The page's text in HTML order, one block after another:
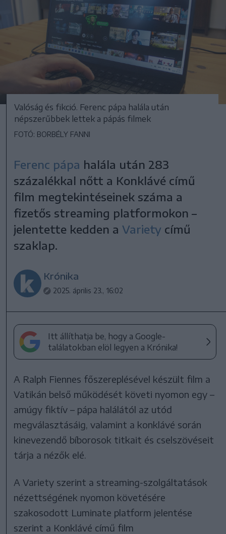
Valóság és fikció. Ferenc pápa halála után
népszerűbbek lettek a pápás filmek
FOTÓ: BORBÉLY FANNI
Ferenc pápa halála után 283
százalékkal nőtt a Konklávé című
film megtekintéseinek száma a
fizetős streaming platformokon –
jelentette kedden aVariety című
szaklap.
Krónika
2025. április 23., 16:02
Itt állíthatja be, hogy a Google-
találatokban elöl legyen a Krónika!
A Ralph Fiennes főszereplésével készült film a
Vatikán belső működését követi nyomon egy –
amúgy fiktív – pápa halálától az utód
megválasztásáig, valamint a konklávé során
kinevezendő bíborosok titkait és cselszövéseit
tárja a nézők elé.
A Variety szerint a streaming-szolgáltatások
nézettségének nyomon követésére
szakosodott Luminate platform jelentése
szerint a Konklávé című film